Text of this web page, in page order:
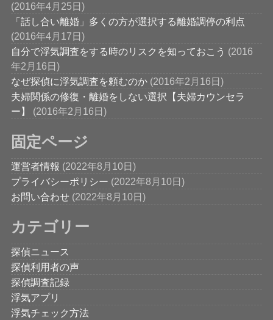
(2016年4月25日)
「話し合い離婚」多くの方が選択する離婚調停の利点
(2016年4月17日)
自分で浮気調査をする時のリスクを知っておこう (2016
年2月16日)
なぜ探偵に浮気調査を頼むのか (2016年2月16日)
夫婦関係の修復・離婚をしない選択【夫婦カウンセラ
ー】
(2016年2月16日)
固定ページ
運営者情報 (2022年8月10日)
プライバシーポリシー (2022年8月10日)
お問い合わせ (2022年8月10日)
カテゴリー
探偵ニュース
探偵利用者の声
探偵調査記録
浮気アプリ
浮気チェック方法